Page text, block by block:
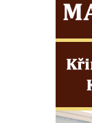
ZOO
Vltavou
Pamětní
– Hořín u
Strom